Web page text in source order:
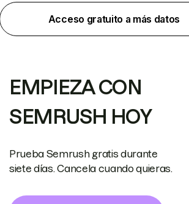
Acceso gratuito a más datos
EMPIEZA CON
SEMRUSH HOY
Prueba Semrush gratis durante
siete días. Cancela cuando quieras.